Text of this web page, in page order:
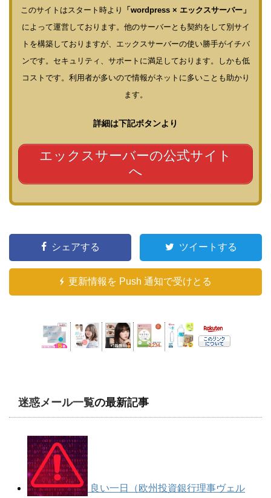
このサイトはスタート時より
「wordpress × エックスサーバー」
によって運営しております。他のサーバーとも契約をして別サイ
トを構築しておりますが、エックスサーバーの使い勝手がイチバ
ンです。セキュリティ、サポートに満足しております。しかも低
コストです。利用者が多いので情報がネットに多いことも助かり
ます。
詳細は下記ボタンより
エックスサーバーの公式サイト
へ
シェアする ツイートする
更新情報を Push 通知で受けとる
迷惑メール一覧の最新記事
良い一日（欧州投資銀行理事ヴェル